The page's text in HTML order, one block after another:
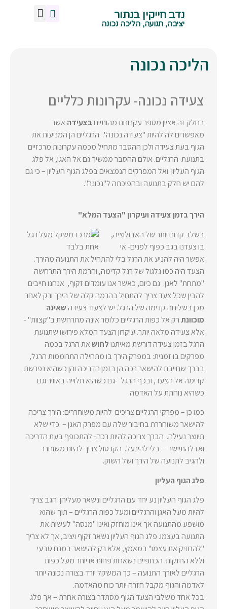
נדב חייקין בנתור
יציבה, תנועה, הליכה נכונה
הליכה נכונה
צעידה נכונה- עקרונות כלליים
בחלק זה אציין מספר עקרונות מהותייםבצעידה אשר
מאפשרים לה להיות "צעידה נכונה". הרגליים הן המניעות את
הגוף בעת צעידה ולכן ההסבר מתחיל מכמה עקרונות מרכזיים
בתנועת הרגליים. אולם ההסבר ממשיך גם אל האגן, אל פלג
הגוף העליון ואל המפרקים הנמצאים בפלג הגוף העליון – כי גם
להם יש חלק בתנועה ובהפיכתה ל"נכונה".
הירך בזמן צעידה ועיקרון "הצעד המלא"
בשלב קדום יותר של האבולוציה,
בו צעדנו בגב כפוף לפנים- אי
אפשר היה להניע את הרגל בלי להתחיל את התנועה מהירך.
הצעד היה כמו גלגול של רגל קדימה, והרמת הירך התרחשה
"מתחת" לאגן. גם כיום, כאשר אנו עומדים זקוף, אנחנו חייבים
להבין שכל צעד צריך להתחיל בהרמה קלה של הירך ורק לאחר
מכן בשליחה קדימה של הרגל. יש לצעוד צעידהשאינה
מוכוונתרק אל כפות הרגליים כלומר אינה מתרחשת ב"קצוות" -
אלא צעידה מלאה יותר. עיקרוןהצעד המלא פירושו שתנועת
הרגל בזמן צעידה דורשת מאיתנולחושאת הרגל בכמה
מפרקים בו זמנית: במפרק הירך בו מתחילה התרוממות הרגל,
בברך שחייבת להישאר רכה הן בזמן הדריכה והן כשהיא נפרשת
קדימה אל הצעד, ובכף הרגל -גם כשהיא תלוייה באוויר וגם
כשהיא נוחתת על האדמה.
כמו כן – מפרקי הרגליים צריכים להיות משוחררים: הירך צריכה
להישאר משוחררת בחיבור שלה עם מפרק האגן – כדי שלא
תיווצר נעילה. הברך צריכה להיות רכה- להתכופף בעת הדריכה
ואז להתיישר – בלי להינעל. הקרסול צריך להיות משוחרר
ולהגיב לתנועה של הירך ושל השוק.
פלג הגוף העליון
פלג הגוף העליון נע יחד עם הרגליים ונשאר מעליהן. הגב צריך
להיות מעל האגן והרגליים ומעל כפות הרגליים – תוך שהוא
מושפע מהתנועה אך אינו מוחזק ואינו "מנסה" לעשות את
התנועה בעצמו. פלג הגוף העליון נשאר זקוף ויציב, אך לא צריך
"להחזיק את עצמו" במאמץ, אלא רק להישאר במנח טבעי
וללא החזקות. הכתפיים נשארות פחות או יותר מעל כפות
הרגליים לאורך התנועה – כך המשקל יורד בצורה נכונה יותר
לאדמה והגוף מקבל חזרה יותר כוח מהאדמה.
בכל אחד משלבי הצעד הגוף מסתדר בצורה אחרת – אך פלג